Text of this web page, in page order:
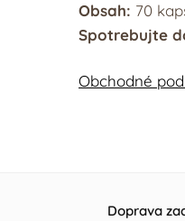
Obsah: 70
Spotrebujte
Obchodné
Doprava